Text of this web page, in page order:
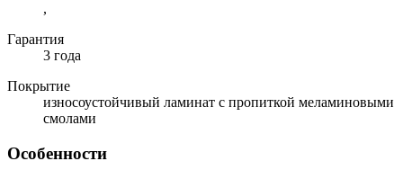
,
Гарантия
3 года
Покрытие
износоустойчивый ламинат с пропиткой меламиновыми
смолами
Особенности